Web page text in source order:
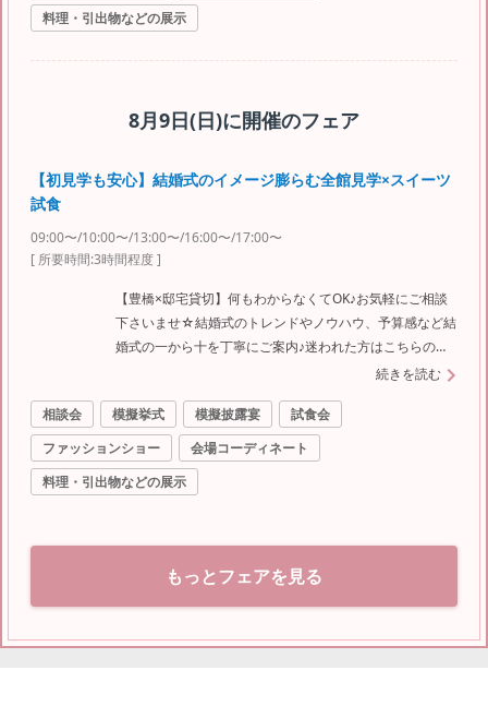
料理・引出物などの展示
8月9日(日)に開催のフェア
【初見学も安心】結婚式のイメージ膨らむ全館見学×スイーツ
試食
09:00〜/10:00〜/13:00〜/16:00〜/17:00〜
[ 所要時間:3時間程度]
【豊橋×邸宅貸切】何もわからなくてOK♪お気軽にご相談
下さいませ☆結婚式のトレンドやノウハウ、予算感など結
婚式の一から十を丁寧にご案内♪迷われた方はこちらのフ
続きを読む
相談会 模擬挙式 模擬披露宴
試食会
ファッションショー
会場コーディネート
料理・引出物などの展示
もっとフェアを見る